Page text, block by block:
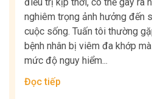
nghiêm trọng ảnh hưởng đến
cuộc sống. Tuấn tôi thường
bệnh nhân bị viêm đa khớp
mức độ nguy hiểm...
Đọc tiếp